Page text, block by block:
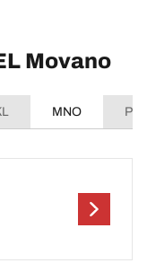
Movano
MNO